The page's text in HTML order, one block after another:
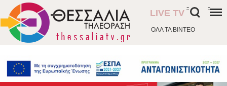
ΟΛΑ ΤΑ ΒΙΝΤΕΟ
LIVE TV
- -